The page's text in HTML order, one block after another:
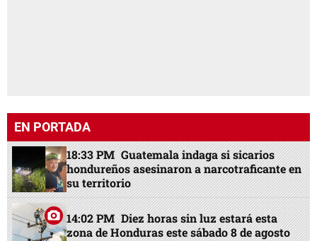
EN PORTADA
18:33 PM Guatemala indaga si sicarios
hondureños asesinaron a narcotraficante en
su territorio
14:02 PM Diez horas sin luz estará esta
zona de Honduras este sábado 8 de agosto